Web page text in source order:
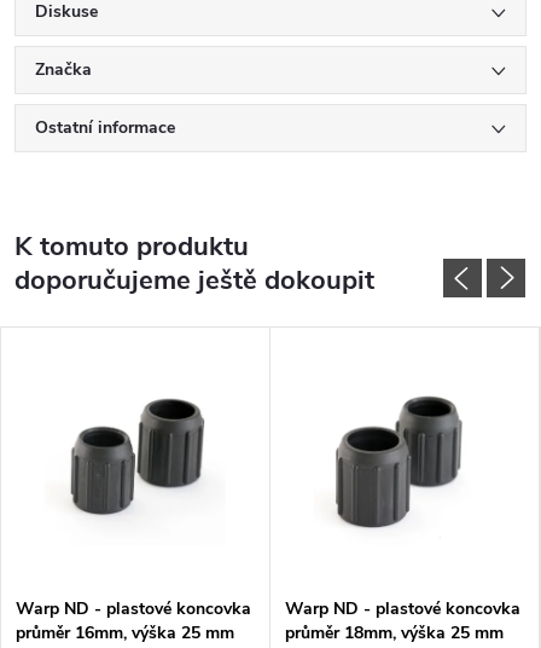
Diskuse
Značka
Ostatní informace
K tomuto produktu
doporučujeme ještě dokoupit
Warp ND - plastové koncovka
průměr 16mm, výška 25 mm
Warp ND - plastové koncovka
průměr 18mm, výška 25 mm